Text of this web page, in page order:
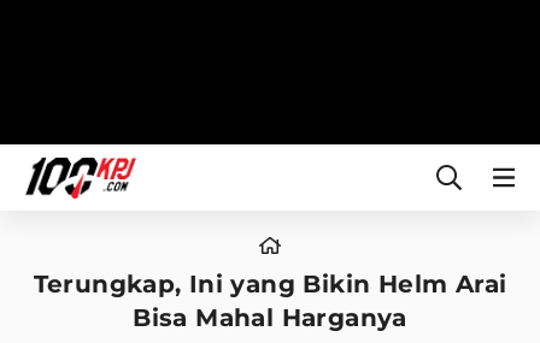
Terungkap, Ini yang Bikin Helm Arai
Bisa Mahal Harganya